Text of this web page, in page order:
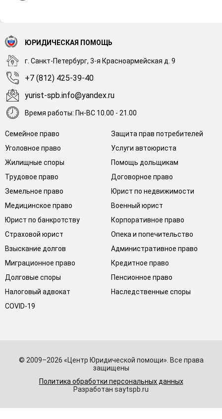
Семейное право
Защита прав потребителей
Уголовное право
Услуги автоюриста
Жилищные споры
Помощь дольщикам
Трудовое право
Договорное право
Земельное право
Юрист по недвижимости
Медицинское право
Военный юрист
Юрист по банкротству
Корпоративное право
Страховой юрист
Опека и попечительство
Взыскание долгов
Административное право
Миграционное право
Кредитное право
Долговые споры
Пенсионное право
Налоговый адвокат
Наследственные споры
COVID-19
ЮРИДИЧЕСКАЯ ПОМОЩЬ
г. Санкт-Петербург, 3-я Красноармейская д. 9
+7 (812) 425-39-40
yurist-spb.info@yandex.ru
Время работы: Пн-ВС 10.00 - 21.00
© 2009–2026 «Центр Юридической помощи». Все права
защищены
Политика обработки персональных данных
Разработан saytspb.ru